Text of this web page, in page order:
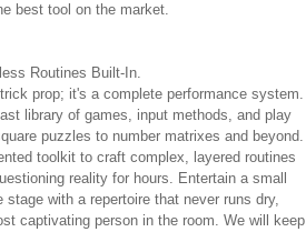
best tool on the market.
Routines Built-In.
prop; it's a complete performance system.
library of games, input methods, and play
puzzles to number matrixes and beyond.
toolkit to craft complex, layered routines
reality for hours. Entertain a small
stage with a repertoire that never runs dry,
captivating person in the room. We will keep